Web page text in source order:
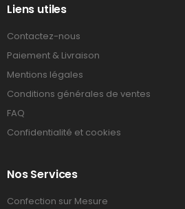
Liens utiles
Contactez-nous
Paiement & Livraison
Mentions légales
Conditions générales de ventes
FAQ
Confidentialité et cookies
Nos Services
Confection sur Mesure